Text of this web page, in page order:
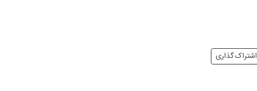
اشتراک گذاری